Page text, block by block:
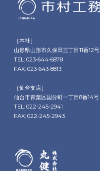
［本社］
山形県山形市久保田三丁目11番12号
TEL: 023-644-6878
FAX: 023-643-8813
［仙台支店］
仙台市青葉区国分町一丁目8番14号
TEL: 022-245-2941
FAX: 022-245-2943